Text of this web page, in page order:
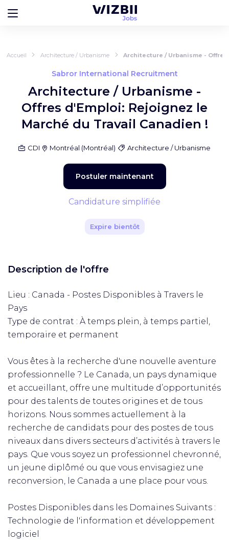
Accueil Architecture / Urbanisme Architecture / Urbanisme -
Sabror International Recruitment
Architecture / Urbanisme -
Offres d'Emploi: Rejoignez le
Marché du Travail Canadien !
CDI Montréal (Montréal) Architecture / Urbanisme
Postuler maintenant
Candidature simplifiée
Expire bientôt
Description de l'offre
Lieu : Canada - Postes Disponibles à Travers le
Pays
Type de contrat : À temps plein, à temps partiel,
temporaire et permanent
Vous êtes à la recherche d'une nouvelle aventure
professionnelle ? Le Canada, un pays dynamique
et accueillant, offre une multitude d’opportunités
pour des talents de toutes origines et de tous
horizons. Nous sommes actuellement à la
recherche de candidats pour des postes de tous
niveaux dans divers secteurs d’activités à travers le
pays. Que vous soyez un professionnel chevronné,
un jeune diplômé ou que vous envisagiez une
reconversion, le Canada a une place pour vous.
Postes Disponibles dans les Domaines Suivants :
Technologie de l'information et développement
logiciel